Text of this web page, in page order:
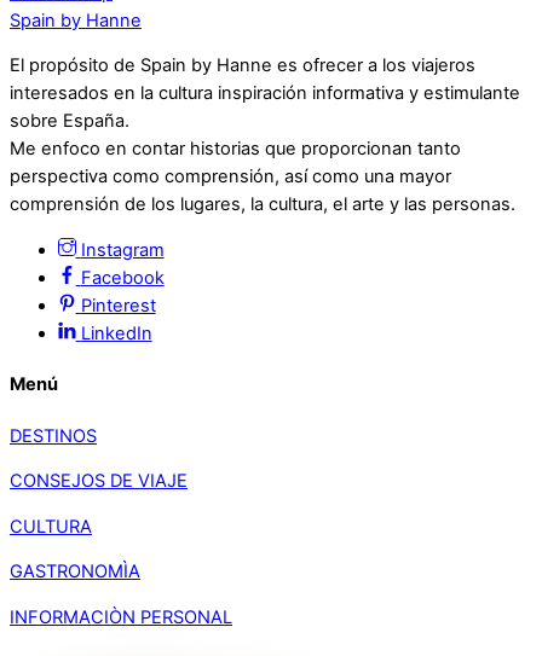
Spain by Hanne
El propósito de Spain by Hanne es ofrecer a los viajeros
interesados en la cultura inspiración informativa y estimulante
sobre España.
Me enfoco en contar historias que proporcionan tanto
perspectiva como comprensión, así como una mayor
comprensión de los lugares, la cultura, el arte y las personas.
Instagram
Facebook
Pinterest
LinkedIn
Menú
DESTINOS
CONSEJOS DE VIAJE
CULTURA
GASTRONOMÌA
INFORMACIÒN PERSONAL